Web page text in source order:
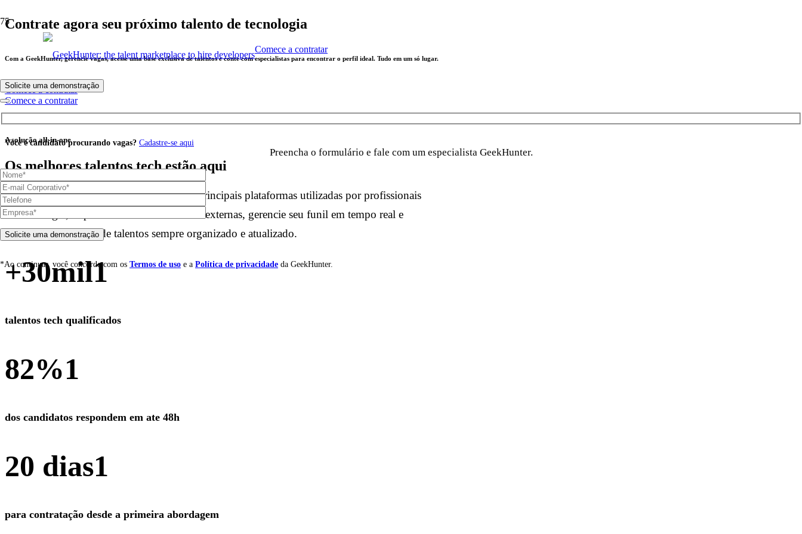
Comece a contratar
Solicite uma demonstração
Preencha o formulário e fale com um especialista GeekHunter.
*Ao continuar, você concorda com os Termos de uso e a Política de privacidade da GeekHunter.
Contrate agora seu próximo talento de tecnologia
Com a GeekHunter, gerencie vagas, acesse uma base exclusiva de talentos e conte com especialistas para encontrar o perfil ideal. Tudo em um só lugar.
Comece a contratar
Comece a contratar
Você é candidato procurando vagas? Cadastre-se aqui
A solução all-in-one
Os melhores talentos tech estão aqui
Amplie seu alcance divulgando vagas nas principais plataformas utilizadas por profissionais
de tecnologia, importe candidatos de fontes externas, gerencie seu funil em tempo real e
mantenha seu banco de talentos sempre organizado e atualizado.
+30mil1
talentos tech qualificados
82%1
dos candidatos respondem em ate 48h
20 dias1
para contratação desde a primeira abordagem